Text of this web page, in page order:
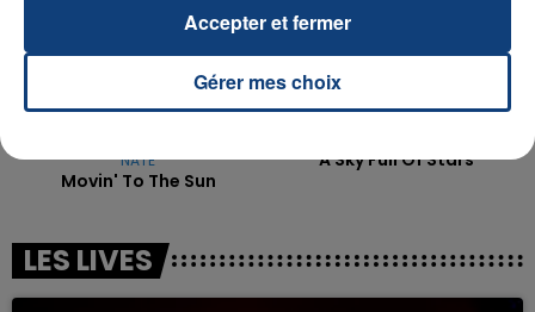
NATE
Movin' To The Sun
A Sky Full Of Stars
LES LIVES
Gérer mes choix
Accepter et fermer